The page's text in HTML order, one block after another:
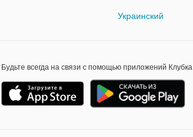
Украинский
Будьте всегда на связи с помощью приложений Клубка